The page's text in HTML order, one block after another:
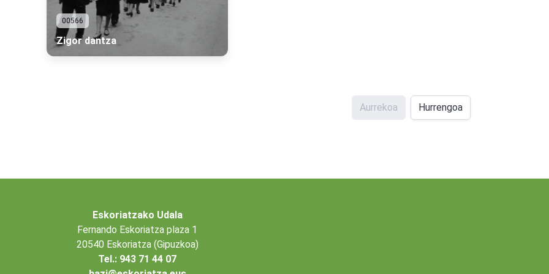
00566
Zigor dantza
Aurrekoa Hurrengoa
Eskoriatzako Udala
Fernando Eskoriatza plaza 1
20540 Eskoriatza (Gipuzkoa)
Tel.: 943 71 44 07